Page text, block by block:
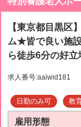
【東京都目黒区
ム★皆で良い施
ら徒歩6分の好
求人番号:aaiwid181
日勤のみ可 教
雇用形態